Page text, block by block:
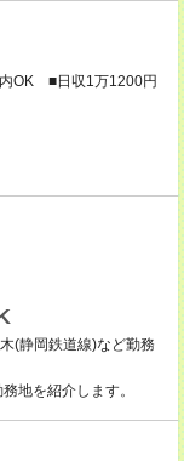
OK ■日収1万1200円
(静岡鉄道線)など勤務
地を紹介します。